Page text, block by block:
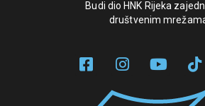
Budi dio HNK Rijeka
društvenim